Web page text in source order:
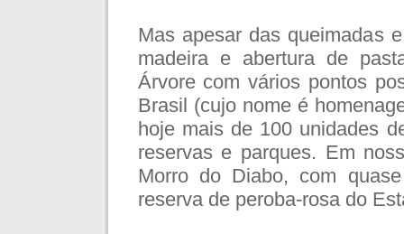
Mas apesar das queimadas
madeira e abertura de
Árvore com vários pontos
Brasil (cujo nome é
hoje mais de 100 unidades
reservas e parques. Em
Morro do Diabo, com
reserva de peroba-rosa do